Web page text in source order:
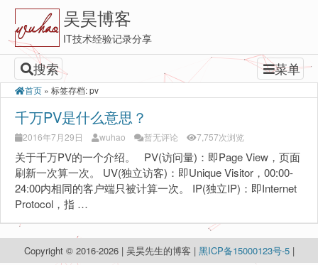
吴昊博客
IT技术经验记录分享
搜索 菜单
首页 » 标签存档: pv
千万PV是什么意思？
2016年7月29日 wuhao 暂无评论 7,757次浏览
关于千万PV的一个介绍。 PV(访问量)：即Page View，页面
刷新一次算一次。 UV(独立访客)：即Unique Visitor，00:00-
24:00内相同的客户端只被计算一次。 IP(独立IP)：即Internet
Protocol，指 …
Copyright © 2016-2026 | 吴昊先生的博客 | 黑ICP备15000123号-5 |